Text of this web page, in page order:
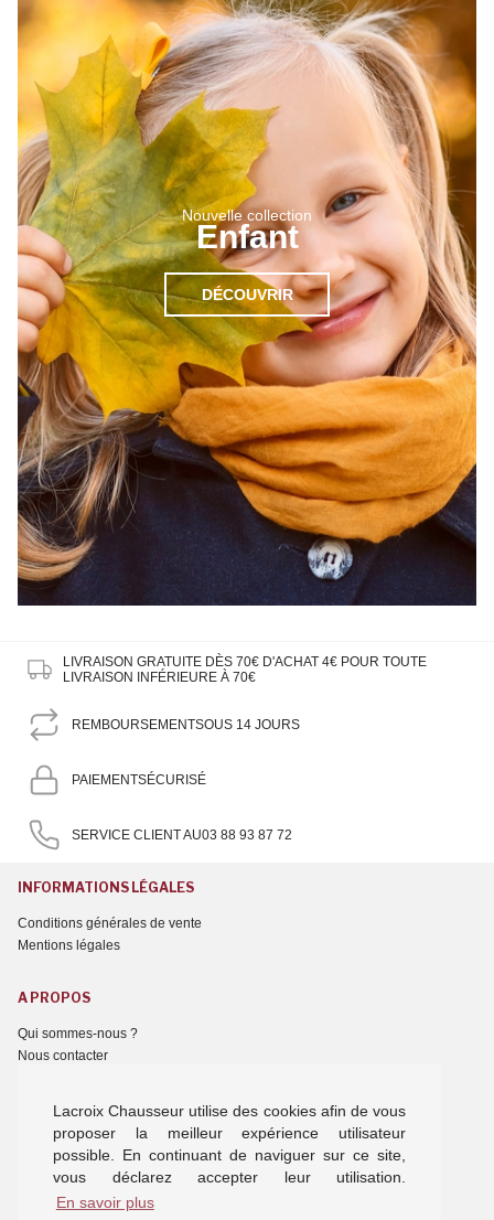
Lacroix Chausseur utilise des cookies afin de vous
proposer la meilleur expérience utilisateur
possible. En continuant de naviguer sur ce site,
vous déclarez accepter leur utilisation.
En savoir plus
Nouvelle collection
Enfant
DÉCOUVRIR
LIVRAISON GRATUITE DÈS 70€ D'ACHAT 4€ POUR TOUTE
LIVRAISON INFÉRIEURE À 70€
REMBOURSEMENTSOUS 14 JOURS
PAIEMENTSÉCURISÉ
SERVICE CLIENT AU03 88 93 87 72
INFORMATIONS LÉGALES
Conditions générales de vente
Mentions légales
A PROPOS
Qui sommes-nous ?
Nous contacter
NOTRE OFFRE
Chaussures femme
Chaussures homme
Chaussons